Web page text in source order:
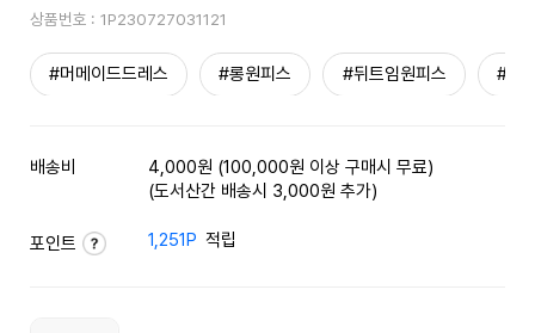
상품번호 : 1P230727031121
#머메이드드레스 #롱원피스 #뒤트임원피스 #하
배송비
4,000원 (100,000원 이상 구매시 무료)
(도서산간 배송시 3,000원 추가)
포인트 1,251P 적립